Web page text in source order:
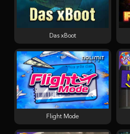
Das xBoot
Flight Mode